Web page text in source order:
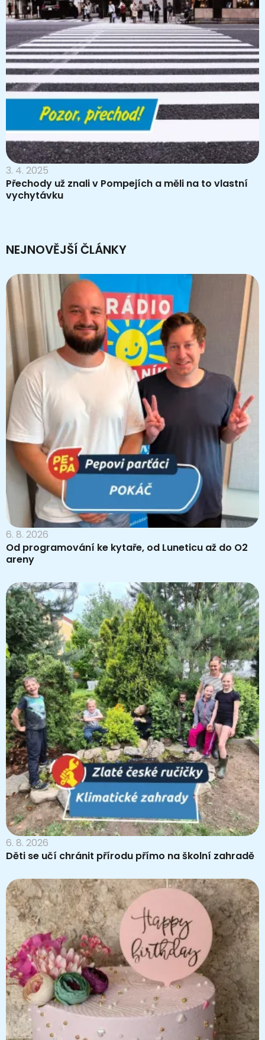
3. 4. 2025
Přechody už znali v Pompejích a měli na to vlastní
vychytávku
NEJNOVĚJŠÍ ČLÁNKY
6. 8. 2026
Od programování ke kytaře, od Luneticu až do O2
areny
6. 8. 2026
Děti se učí chránit přírodu přímo na školní zahradě